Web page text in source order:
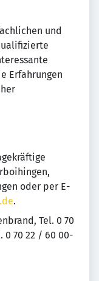
und
Erfahrungen
oder per E-
.
Tel. 0 70
0 70 22 / 60 00-